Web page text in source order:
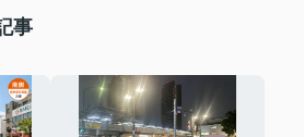
事